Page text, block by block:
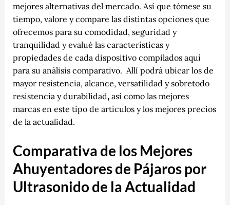
mejores alternativas del mercado. Así que tómese su
tiempo, valore y compare las distintas opciones que
ofrecemos para su comodidad, seguridad y
tranquilidad y evalué las características y
propiedades de cada dispositivo compilados aquí
para su análisis comparativo. Allí podrá ubicar los de
mayor resistencia, alcance, versatilidad y sobretodo
resistencia y durabilidad, así como las mejores
marcas en este tipo de artículos y los mejores precios
de la actualidad.
Comparativa de los Mejores
Ahuyentadores de Pájaros por
Ultrasonido de la Actualidad